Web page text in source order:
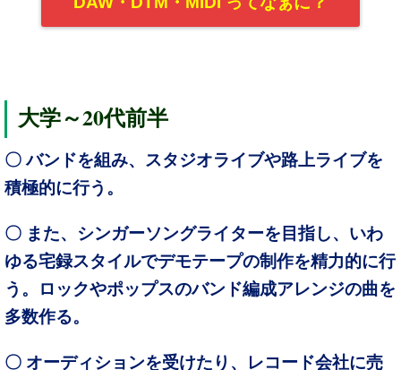
大学～20代前半
〇 バンドを組み、スタジオライブや路上ライブを
積極的に行う。
〇 また、シンガーソングライターを目指し、いわ
ゆる宅録スタイルでデモテープの制作を精力的に行
う。ロックやポップスのバンド編成アレンジの曲を
多数作る。
〇 オーディションを受けたり、レコード会社に売